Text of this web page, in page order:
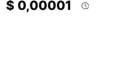
$ 0,00001